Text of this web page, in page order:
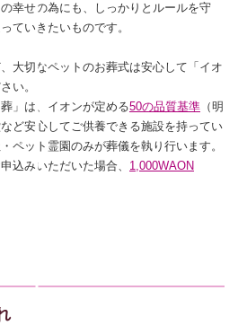
幸せの為にも、しっかりとルールを守
ていきたいものです。
大切なペットのお葬式は安心して「イオ
い。
」は、イオンが定める50の品質基準 （明
ど安心してご供養できる施設を持ってい
ペット霊園のみが葬儀を執り行います。
込みいただいた場合、 1,000WAON